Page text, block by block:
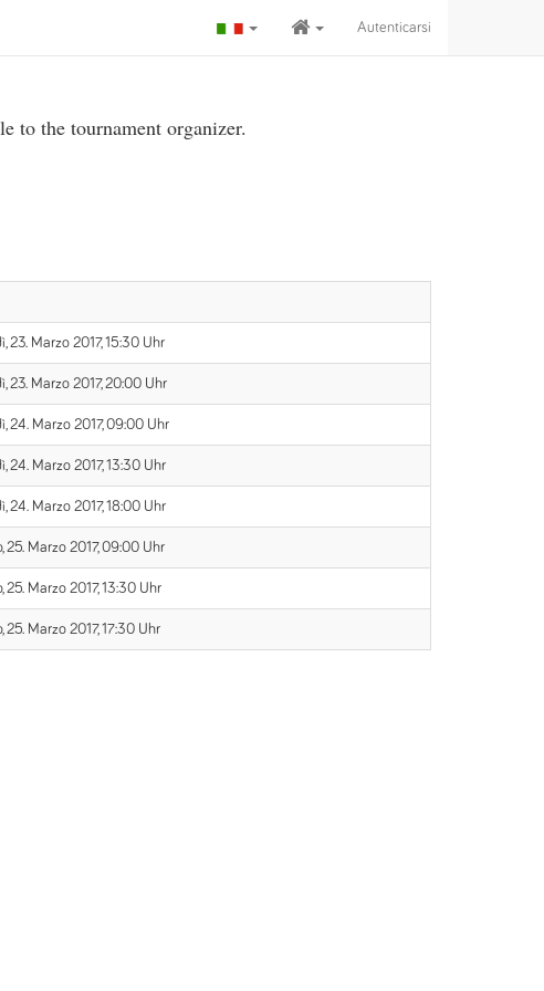
Autenticarsi
to the tournament organizer.
23. Marzo 2017, 15:30 Uhr
23. Marzo 2017, 20:00 Uhr
24. Marzo 2017, 09:00 Uhr
24. Marzo 2017, 13:30 Uhr
24. Marzo 2017, 18:00 Uhr
25. Marzo 2017, 09:00 Uhr
25. Marzo 2017, 13:30 Uhr
25. Marzo 2017, 17:30 Uhr